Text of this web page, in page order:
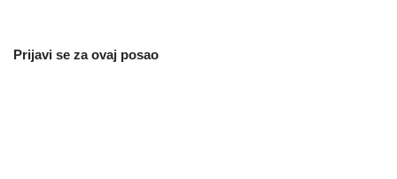
Prijavi se za ovaj posao